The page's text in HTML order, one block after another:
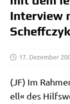
Interview
17. Dezember
(JF) Im
ell« des